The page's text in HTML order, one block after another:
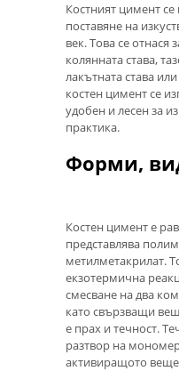
Костният цимент
поставяне на
век. Това се отнася
колянната става,
лакътната става
костен цимент се
удобен и лесен за
практика.
Форми,
Костен цимент е
представлява
метилметакрилат.
екзотермична
смесване на два
като свързващи
е прах и течност.
разтвор на
активиращото